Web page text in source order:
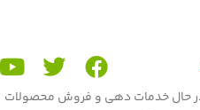
حضوری در حال خدمات دهی و فروش محصولات